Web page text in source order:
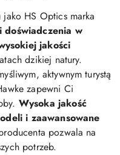
HS Optics marka
doświadczenia w
jakości
dzikiej natury.
aktywnym turystą
zapewni Ci
Wysoka jakość
i zaawansowane
pozwala na
potrzeb.